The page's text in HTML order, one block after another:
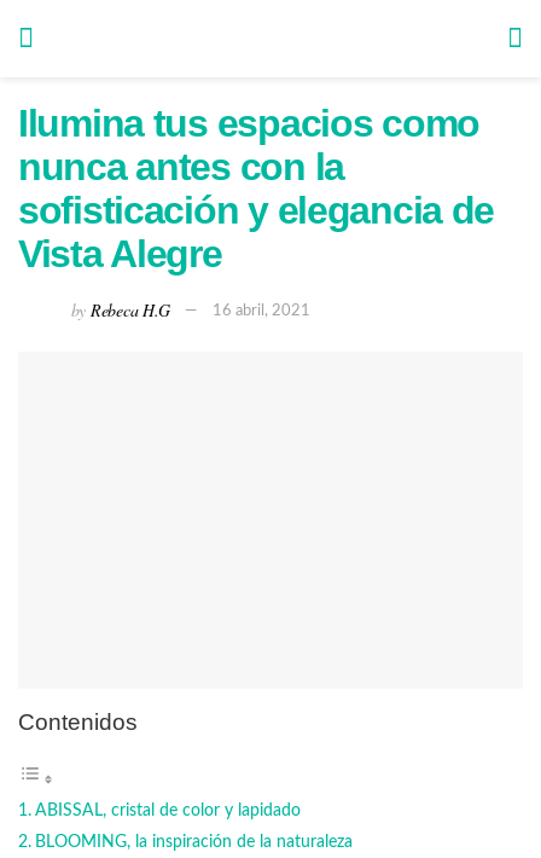
Ilumina tus espacios como
nunca antes con la
sofisticación y elegancia de
Vista Alegre
by Rebeca H.G 16 abril, 2021
Contenidos
ABISSAL, cristal de color y lapidado
BLOOMING, la inspiración de la naturaleza